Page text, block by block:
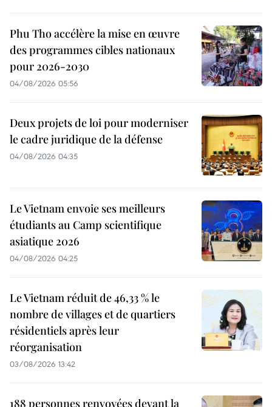
Phu Tho accélère la mise en œuvre
des programmes cibles nationaux
pour 2026-2030
04/08/2026 05:56
Deux projets de loi pour moderniser
le cadre juridique de la défense
04/08/2026 04:35
Le Vietnam envoie ses meilleurs
étudiants au Camp scientifique
asiatique 2026
04/08/2026 04:25
Le Vietnam réduit de 46,33 % le
nombre de villages et de quartiers
résidentiels après leur
réorganisation
03/08/2026 13:42
188 personnes renvoyées devant la